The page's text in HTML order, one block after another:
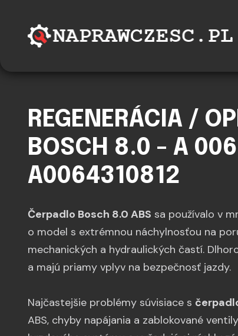
REGENERÁCIA /
BOSCH 8.0 - A
A0064310812
Čerpadlo Bosch 8.0 ABS sa používalo v
o model s extrémnou náchylnosťou na
mechanických a hydraulických častí.
a majú priamy vplyv na bezpečnosť jazdy.
Najčastejšie problémy súvisiace s
ABS, chyby napájania a zablokované